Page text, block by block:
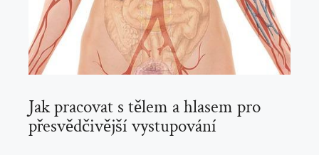
Jak pracovat s tělem a hlasem pro
přesvědčivější vystupování